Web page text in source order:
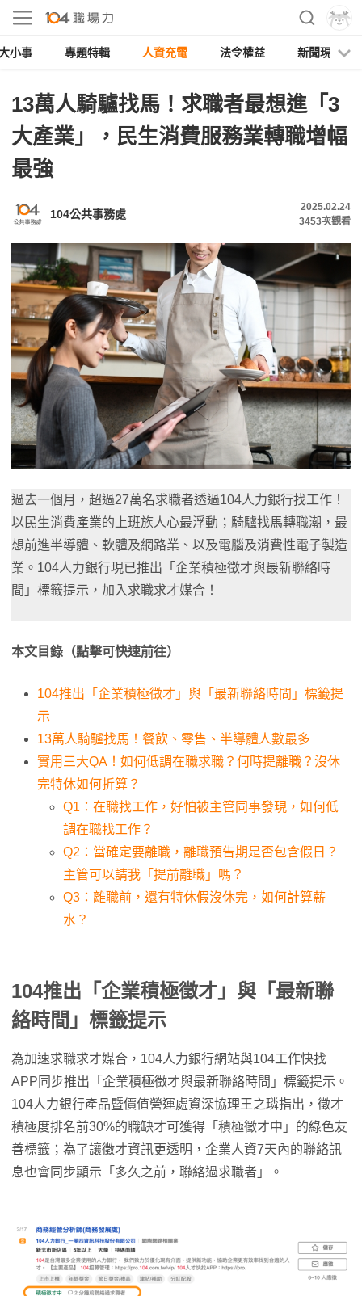
小事 專題特輯 人資充電 法令權益 新聞現場
13萬人騎驢找馬！求職者最想進「3
大產業」，民生消費服務業轉職增幅
最強
104公共事務處
2025.02.24
3453次觀看
過去一個月，超過27萬名求職者透過104人力銀行找工作！
以民生消費產業的上班族人心最浮動；騎驢找馬轉職潮，最
想前進半導體、軟體及網路業、以及電腦及消費性電子製造
業。104人力銀行現已推出「企業積極徵才與最新聯絡時
間」標籤提示，加入求職求才媒合！
本文目錄（點擊可快速前往）
104推出「企業積極徵才」與「最新聯絡時間」標籤提
示
13萬人騎驢找馬！餐飲、零售、半導體人數最多
實用三大QA！如何低調在職求職？何時提離職？沒休
完特休如何折算？
Q1：在職找工作，好怕被主管同事發現，如何低
調在職找工作？
Q2：當確定要離職，離職預告期是否包含假日？
主管可以請我「提前離職」嗎？
Q3：離職前，還有特休假沒休完，如何計算薪
水？
104推出「企業積極徵才」與「最新聯
絡時間」標籤提示
為加速求職求才媒合，104人力銀行網站與104工作快找
APP同步推出「企業積極徵才與最新聯絡時間」標籤提示。
104人力銀行產品暨價值營運處資深協理王之璘指出，徵才
積極度排名前30%的職缺才可獲得「積極徵才中」的綠色友
善標籤；為了讓徵才資訊更透明，企業人資7天內的聯絡訊
息也會同步顯示「多久之前，聯絡過求職者」。